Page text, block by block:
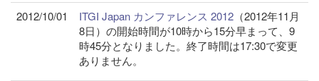
2012/10/01 ITGI Japan カンファレンス 2012 （2012年11月
8日）の開始時間が10時から15分早まって、9
時45分となりました。終了時間は17:30で変更
ありません。